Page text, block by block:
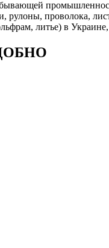
рулоны, проволока,
литье) в